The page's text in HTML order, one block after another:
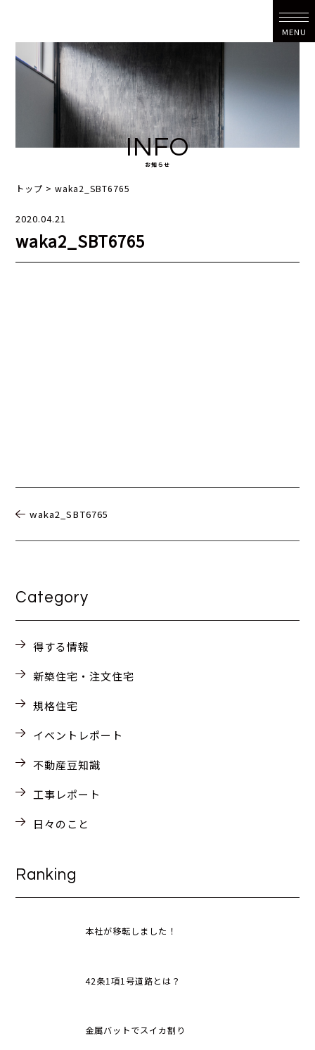
MENU
INFO
お知らせ
トップ >waka2_SBT6765
2020.04.21
waka2_SBT6765
waka2_SBT6765
Category
得する情報
新築住宅・注文住宅
規格住宅
イベントレポート
不動産豆知識
工事レポート
日々のこと
Ranking
本社が移転しました！
42条1項1号道路とは？
金属バットでスイカ割り